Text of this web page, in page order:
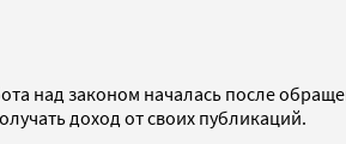
над законом началась после
доход от своих публикаций.